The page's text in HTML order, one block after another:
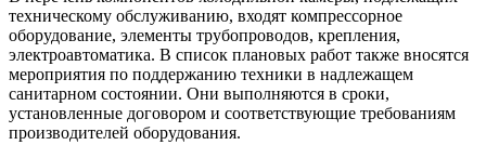
техническому обслуживанию, входят компрессорное
оборудование, элементы трубопроводов, крепления,
электроавтоматика. В список плановых работ также вносятся
мероприятия по поддержанию техники в надлежащем
санитарном состоянии. Они выполняются в сроки,
установленные договором и соответствующие требованиям
производителей оборудования.